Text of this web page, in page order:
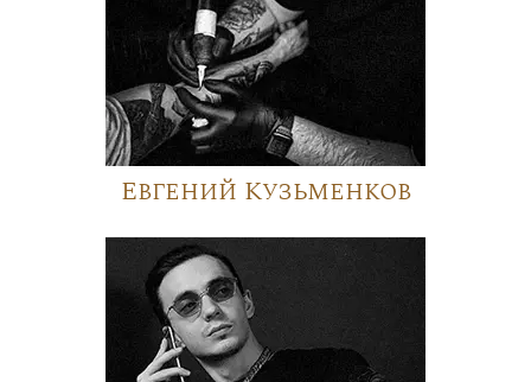
Евгений Кузьменков